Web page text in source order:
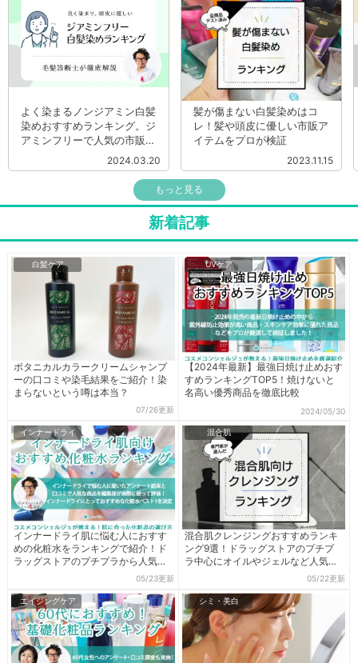
よく染まるノンジアミン白髪
染めおすすめランキング。ジ
アミンフリーで人気の市販品
を毛髪診断士が徹底調査2024.03.20
髪が傷まない白髪染めはコ
レ！髪や頭皮に優しい市販ア
イテムをプロが検証
2023.11.15
もっと見る
新着記事
白髪ケア
07/26更新
ボタニカルカラークリームシャンプ
ーの口コミや染毛結果をご紹介！染
まらないという噂は本当？
UVケア
2024/05/30
【2024年最新】最強日焼け止めおす
すめランキングTOP5！焼けないと
名高い優秀商品を徹底比較
インナードライ
05/23更新
インナードライ肌に悩む人におすす
めの化粧水をランキングで紹介！ド
ラッグストアのプチプラから人気有
混合肌
05/22更新
混合肌クレンジングおすすめランキ
ング9選！ドラッグストアのプチプ
ラ中心にオイルやジェルなど人気商
エイジングケア シミ・美白